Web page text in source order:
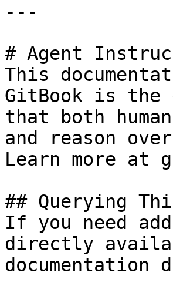
---
# Agent
This
GitBook is the
that both
and reason
Learn more at
## Querying
If you need
directly
documentation